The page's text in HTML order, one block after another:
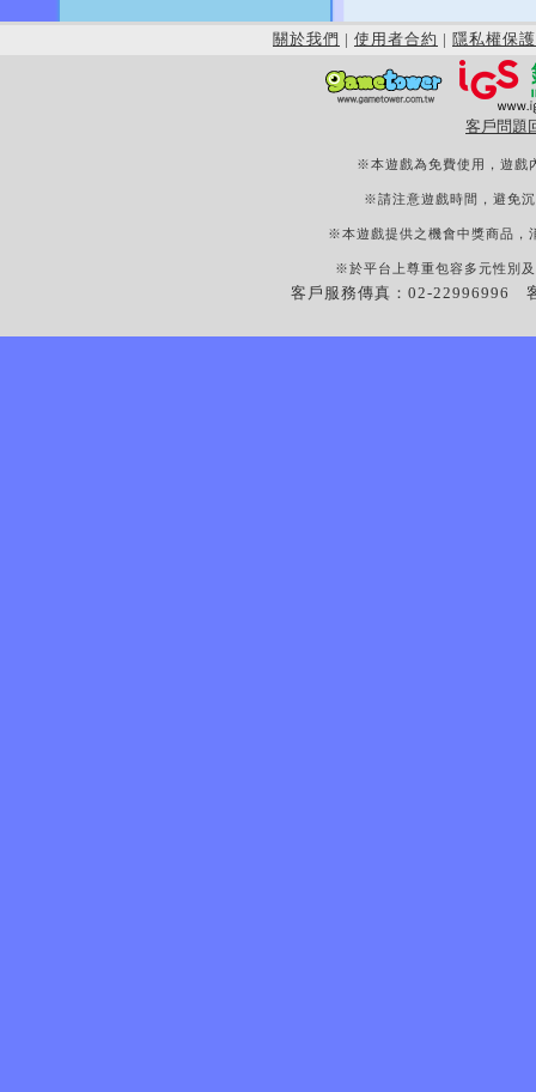
關於我們 | 使用者合約 | 隱私權保護
客戶問題
※本遊戲為免費使用，遊戲
※請注意遊戲時間，避免
※本遊戲提供之機會中獎商品，
※於平台上尊重包容多元性別
客戶服務傳真：02-22996996